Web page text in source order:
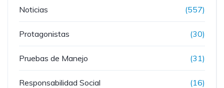
Noticias (557)
Protagonistas (30)
Pruebas de Manejo (31)
Responsabilidad Social (16)